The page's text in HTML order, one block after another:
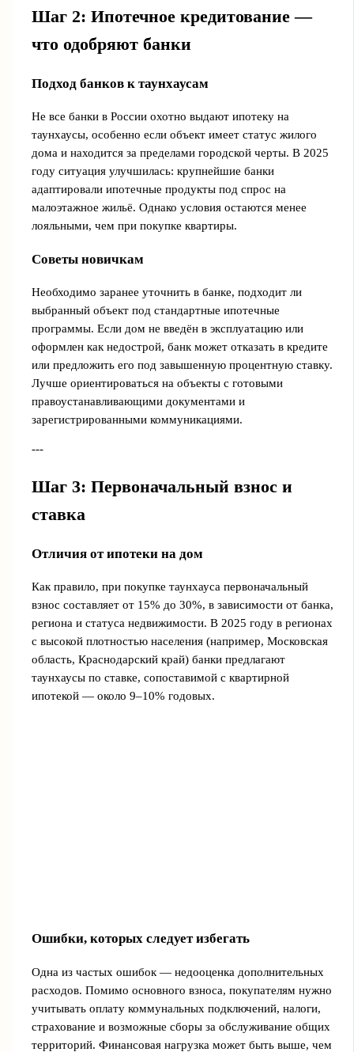
Шаг 2: Ипотечное кредитование —
что одобряют банки
Подход банков к таунхаусам
Не все банки в России охотно выдают ипотеку на
таунхаусы, особенно если объект имеет статус жилого
дома и находится за пределами городской черты. В 2025
году ситуация улучшилась: крупнейшие банки
адаптировали ипотечные продукты под спрос на
малоэтажное жильё. Однако условия остаются менее
лояльными, чем при покупке квартиры.
Советы новичкам
Необходимо заранее уточнить в банке, подходит ли
выбранный объект под стандартные ипотечные
программы. Если дом не введён в эксплуатацию или
оформлен как недострой, банк может отказать в кредите
или предложить его под завышенную процентную ставку.
Лучше ориентироваться на объекты с готовыми
правоустанавливающими документами и
зарегистрированными коммуникациями.
---
Шаг 3: Первоначальный взнос и
ставка
Отличия от ипотеки на дом
Как правило, при покупке таунхауса первоначальный
взнос составляет от 15% до 30%, в зависимости от банка,
региона и статуса недвижимости. В 2025 году в регионах
с высокой плотностью населения (например, Московская
область, Краснодарский край) банки предлагают
таунхаусы по ставке, сопоставимой с квартирной
ипотекой — около 9–10% годовых.
Ошибки, которых следует избегать
Одна из частых ошибок — недооценка дополнительных
расходов. Помимо основного взноса, покупателям нужно
учитывать оплату коммунальных подключений, налоги,
страхование и возможные сборы за обслуживание общих
территорий. Финансовая нагрузка может быть выше, чем